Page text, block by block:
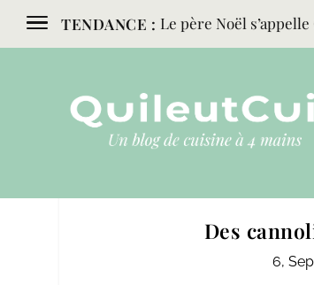
TENDANCE : Le père Noël
Des
6,